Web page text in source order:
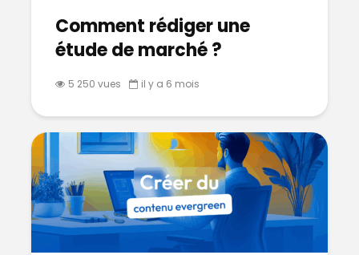
Comment rédiger une
étude de marché ?
5 250 vues il y a 6 mois